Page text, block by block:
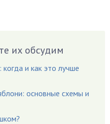
их обсудим
и как это лучше
основные схемы и